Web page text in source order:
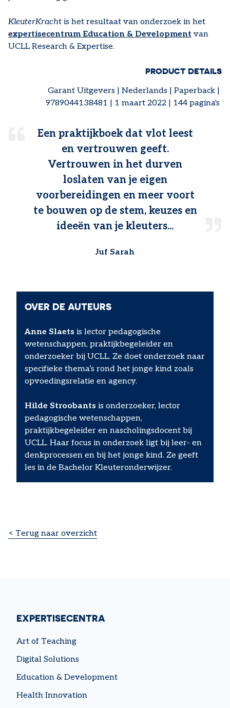
KleuterKracht is het resultaat van onderzoek in het
expertisecentrum Education & Development van
UCLL Research & Expertise.
PRODUCT DETAILS
Garant Uitgevers | Nederlands | Paperback |
9789044138481 | 1 maart 2022 | 144 pagina's
Een praktijkboek dat vlot leest
en vertrouwen geeft.
Vertrouwen in het durven
loslaten van je eigen
voorbereidingen en meer voort
te bouwen op de stem, keuzes en
ideeën van je kleuters...
Juf Sarah
OVER DE AUTEURS
Anne Slaets is lector pedagogische
wetenschappen, praktijkbegeleider en
onderzoeker bij UCLL. Ze doet onderzoek naar
specifieke thema’s rond het jonge kind zoals
opvoedingsrelatie en agency.
Hilde Stroobants is onderzoeker, lector
pedagogische wetenschappen,
praktijkbegeleider en nascholingsdocent bij
UCLL. Haar focus in onderzoek ligt bij leer- en
denkprocessen en bij het jonge kind. Ze geeft
les in de Bachelor Kleuteronderwijzer.
< Terug naar overzicht
EXPERTISECENTRA
Art of Teaching
Digital Solutions
Education & Development
Health Innovation